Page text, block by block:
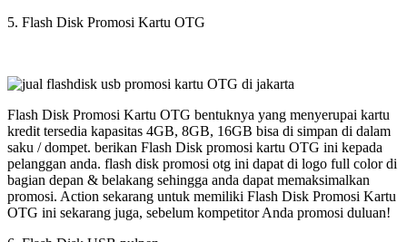
5. Flash Disk Promosi Kartu OTG
Flash Disk Promosi Kartu OTG bentuknya yang menyerupai kartu
kredit tersedia kapasitas 4GB, 8GB, 16GB bisa di simpan di dalam
saku / dompet. berikan Flash Disk promosi kartu OTG ini kepada
pelanggan anda. flash disk promosi otg ini dapat di logo full color di
bagian depan & belakang sehingga anda dapat memaksimalkan
promosi. Action sekarang untuk memiliki Flash Disk Promosi Kartu
OTG ini sekarang juga, sebelum kompetitor Anda promosi duluan!